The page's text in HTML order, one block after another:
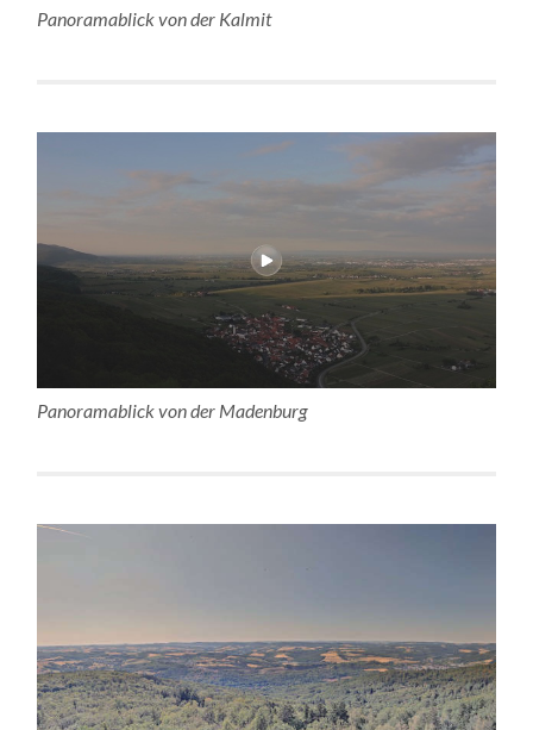
Panoramablick von der Kalmit
Panoramablick von der Madenburg